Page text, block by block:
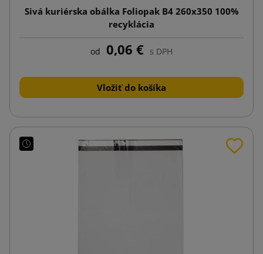
Sivá kuriérska obálka Foliopak B4 260x350 100%
recyklácia
od 0,06 € s DPH
Vložiť do košíka